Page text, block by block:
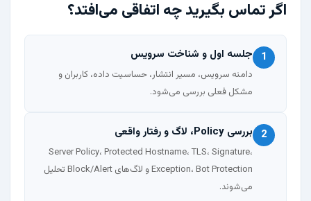
اگر تماس بگیرید چه اتفاقی می‌افتد؟
1 جلسه اول و شناخت سرویس
دامنه سرویس، مسیر انتشار، حساسیت داده، کاربران و
مشکل فعلی بررسی می‌شود.
2 بررسی Policy، لاگ و رفتار واقعی
Server Policy، Protected Hostname، TLS، Signature،
Exception، Bot Protection و لاگ‌های Block/Alert تحلیل
می‌شوند.